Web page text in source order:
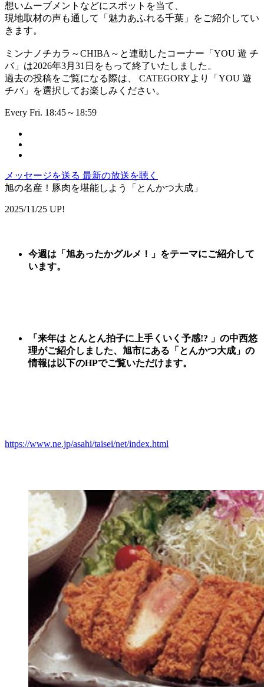
想いムーブメントなどにスポットを当て、
現地取材の声も通して「魅力あふれる千葉」をご紹介してい
きます。
ミンナノチカラ～CHIBA～と連動したコーナー「YOU 遊 チ
バ」は2026年3月31日をもって終了いたしました。
過去の投稿をご覧になる際は、 CATEGORYより「YOU 遊
チバ」を選択してお楽しみください。
Every Fri. 18:45～18:59
メッセージを送る 最新の放送を聴く
旭の名産！豚肉を堪能しよう「とんかつ大成」
2025/11/25 UP!
今週は 「 旭あったかグルメ ！ 」 をテーマにご紹介して
います。
「来年は とんとん拍子に上手くいく予感!? 」の中西悠
理がご紹介しました、 旭市にある「とんかつ大成 」 の
情報は以下のHPでご覧いただけます。
https://www.ne.jp/asahi/taisei/net/index.html